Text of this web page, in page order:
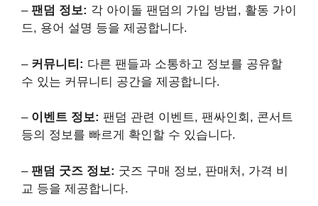
– 팬덤 정보: 각 아이돌 팬덤의 가입 방법, 활동 가이
드, 용어 설명 등을 제공합니다.
– 커뮤니티: 다른 팬들과 소통하고 정보를 공유할
수 있는 커뮤니티 공간을 제공합니다.
– 이벤트 정보: 팬덤 관련 이벤트, 팬싸인회, 콘서트
등의 정보를 빠르게 확인할 수 있습니다.
– 팬덤 굿즈 정보: 굿즈 구매 정보, 판매처, 가격 비
교 등을 제공합니다.